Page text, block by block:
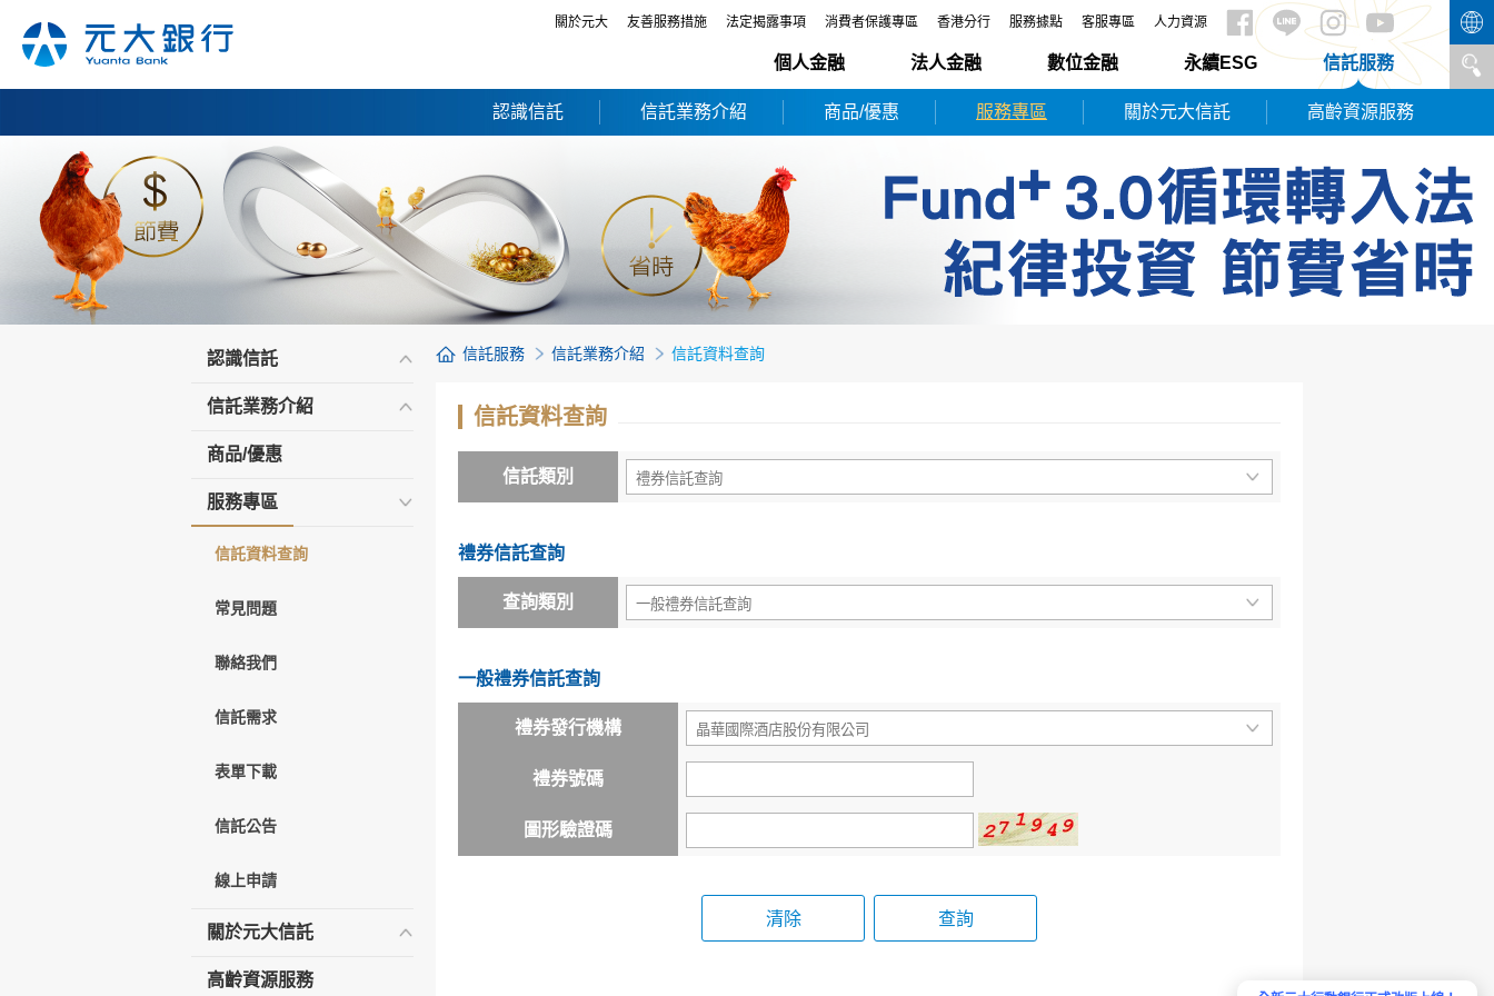
關於元大 友善服務措施 法定揭露事項 消費者保護專區 香港分行 服務據點 客服專區 人力資源
個人金融 法人金融 數位金融 永續ESG 信託服務
認識信託 信託業務介紹 商品/優惠 服務專區 關於元大信託 高齡資源服務
認識信託
信託業務介紹
商品/優惠
服務專區
信託資料查詢
常見問題
聯絡我們
信託需求
表單下載
信託公告
線上申請
關於元大信託
高齡資源服務
信託服務 信託業務介紹 信託資料查詢
信託資料查詢
信託類別
禮券信託查詢
查詢類別
一般禮券信託查詢
禮券發行機構
禮券號碼
圖形驗證碼
清除 查詢